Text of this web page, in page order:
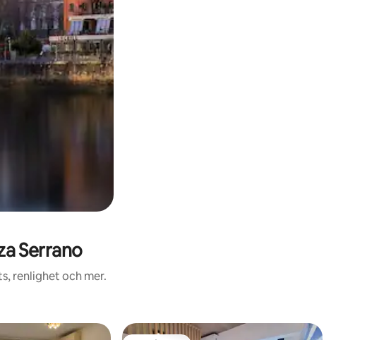
Serrano
renlighet och mer.